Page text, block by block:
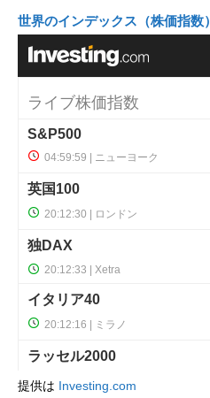
世界のインデックス（株価指数）
提供は Investing.com